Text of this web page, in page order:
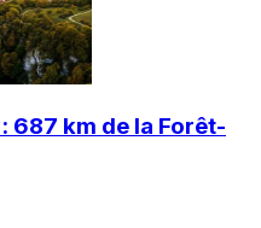
687 km de la Forêt-